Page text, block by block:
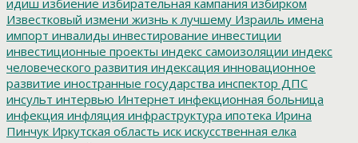
Известковый измени жизнь к лучшему Израиль имена
импорт инвалиды инвестирование инвестиции
инвестиционные проекты индекс самоизоляции индекс
человеческого развития индексация инновационное
развитие иностранные государства инспектор ДПС
инсульт интервью Интернет инфекционная больница
инфекция инфляция инфраструктура ипотека Ирина
Пинчук Иркутская область иск искусственная елка